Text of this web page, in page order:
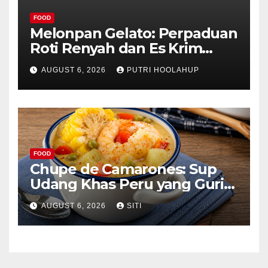
FOOD
Melonpan Gelato: Perpaduan
Roti Renyah dan Es Krim
Lembut yang Menggoda
AUGUST 6, 2026 PUTRI HOOLAHUP
FOOD
Chupe de Camarones: Sup
Udang Khas Peru yang Gurih
Lezat
AUGUST 6, 2026 SITI